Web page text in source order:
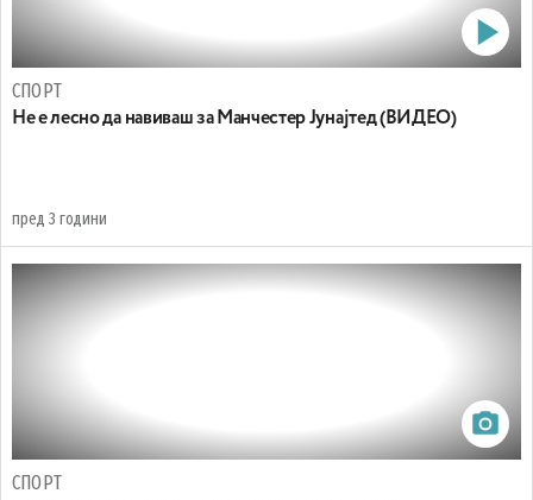
СПОРТ
Не е лесно да навиваш за Манчестер Јунајтед (ВИДЕО)
пред 3 години
СПОРТ